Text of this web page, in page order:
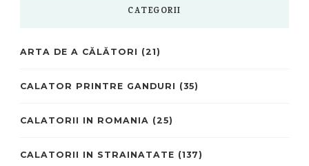
CATEGORII
ARTA DE A CĂLĂTORI (21)
CALATOR PRINTRE GANDURI (35)
CALATORII IN ROMANIA (25)
CALATORII IN STRAINATATE (137)